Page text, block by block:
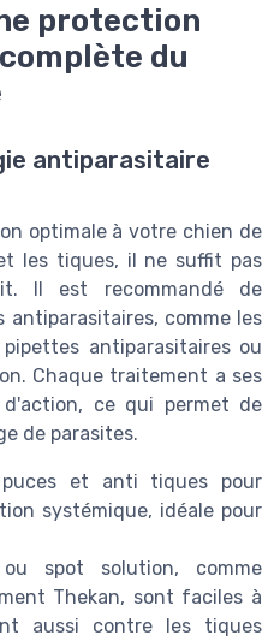
protection
du
antiparasitaire
optimale à votre chien de
les tiques, il ne suffit pas
Il est recommandé de
antiparasitaires, comme les
antiparasitaires ou
Chaque traitement a ses
ce qui permet de
de parasites.
et anti tiques pour
systémique, idéale pour
spot solution, comme
Thekan, sont faciles à
aussi contre les tiques